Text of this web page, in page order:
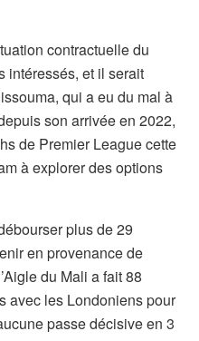
contractuelle du
intéressés, et il serait
qui a eu du mal à
son arrivée en 2022,
de Premier League cette
à explorer des options
plus de 29
en provenance de
du Mali a fait 88
avec les Londoniens pour
passe décisive en 3